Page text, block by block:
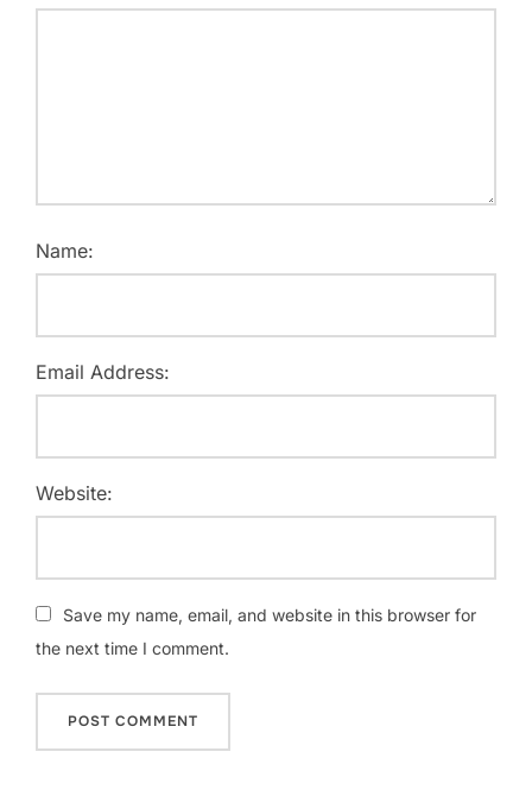
Name:
Email Address:
Website:
Save my name, email, and website in this browser for
the next time I comment.